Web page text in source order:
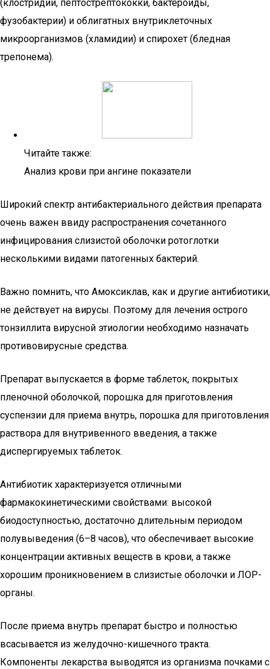
(клостридии, пептострептококки, бактероиды,
фузобактерии) и облигатных внутриклеточных
микроорганизмов (хламидии) и спирохет (бледная
трепонема).
Читайте также:
Анализ крови при ангине показатели
Широкий спектр антибактериального действия препарата
очень важен ввиду распространения сочетанного
инфицирования слизистой оболочки ротоглотки
несколькими видами патогенных бактерий.
Важно помнить, что Амоксиклав, как и другие антибиотики,
не действует на вирусы. Поэтому для лечения острого
тонзиллита вирусной этиологии необходимо назначать
противовирусные средства.
Препарат выпускается в форме таблеток, покрытых
пленочной оболочкой, порошка для приготовления
суспензии для приема внутрь, порошка для приготовления
раствора для внутривенного введения, а также
диспергируемых таблеток.
Антибиотик характеризуется отличными
фармакокинетическими свойствами: высокой
биодоступностью, достаточно длительным периодом
полувыведения (6–8 часов), что обеспечивает высокие
концентрации активных веществ в крови, а также
хорошим проникновением в слизистые оболочки и ЛОР-
органы.
После приема внутрь препарат быстро и полностью
всасывается из желудочно-кишечного тракта.
Компоненты лекарства выводятся из организма почками с